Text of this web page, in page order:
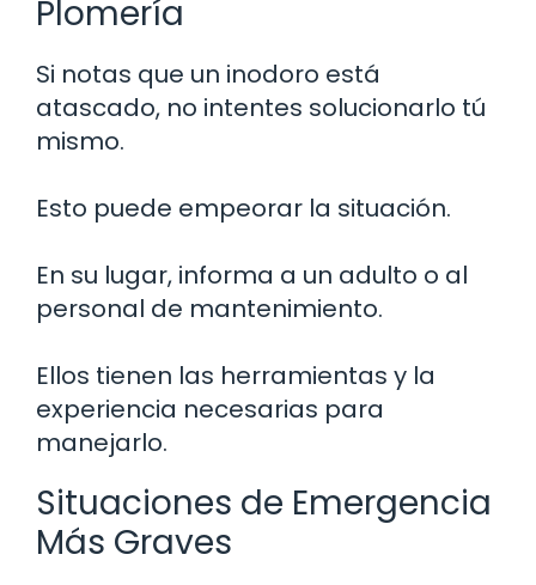
Plomería
Si notas que un inodoro está
atascado, no intentes solucionarlo tú
mismo.
Esto puede empeorar la situación.
En su lugar, informa a un adulto o al
personal de mantenimiento.
Ellos tienen las herramientas y la
experiencia necesarias para
manejarlo.
Situaciones de Emergencia
Más Graves